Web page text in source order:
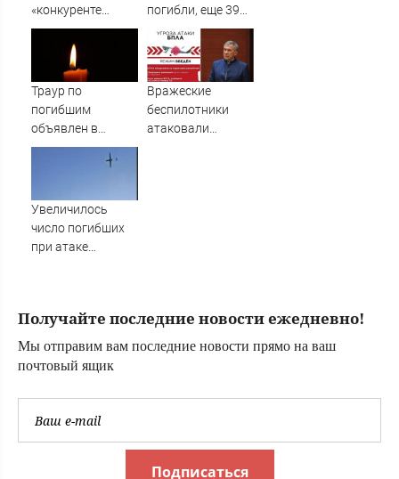
«конкуренте
борщевика» в
России
погибли, еще 39
пострадали при
атаке БПЛА
Траур по
погибшим
объявлен в
Татарстане после
Вести.ru
Вражеские
беспилотники
атаковали
Увеличилось
число погибших
при атаке
Получайте последние новости ежедневно!
Мы отправим вам последние новости прямо на ваш
почтовый ящик
Подписаться